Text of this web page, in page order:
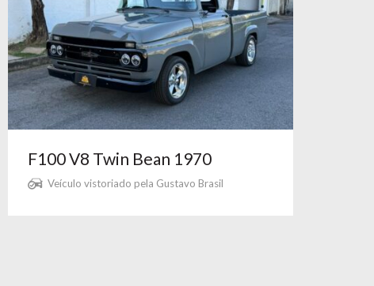
F100 V8 Twin Bean 1970
Veículo vistoriado pela Gustavo Brasil